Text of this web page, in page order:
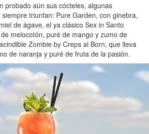
probado aún sus cócteles, algunas
triunfan: Pure Garden, con ginebra,
de ágave, el ya clásico Sex in Santo
melocotón, puré de mango y zumo de
Zombie by Creps al Born, que lleva
de naranja y puré de fruta de la pasión.